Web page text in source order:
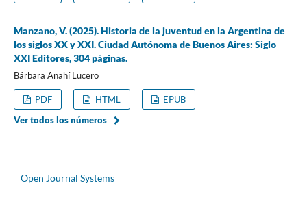
Manzano, V. (2025). Historia de la juventud en la Argentina de
los siglos XX y XXI. Ciudad Autónoma de Buenos Aires: Siglo
XXI Editores, 304 páginas.
Bárbara Anahí Lucero
PDF HTML
EPUB
Ver todos los números
Open Journal Systems